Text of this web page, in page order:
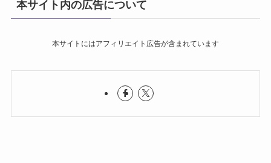
本サイト内の広告について
本サイトにはアフィリエイト広告が含まれています